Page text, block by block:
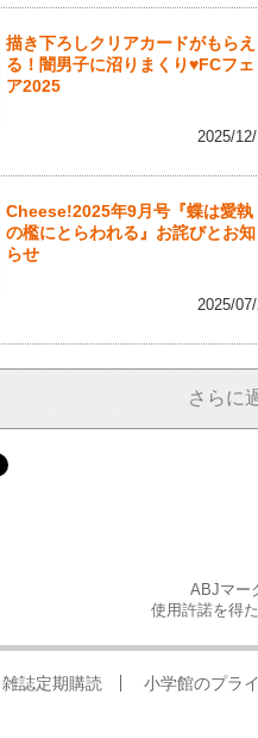
描き下ろしクリアカードがもらえ
る！闇男子に沼りまくり♥FCフェ
ア2025
2025/
Cheese!2025年9月号『蝶は愛執
の檻にとらわれる』お詫びとお知
らせ
2025/
さらに
ABJマー
使用許諾を得
雑誌定期購読 小学館のプラ